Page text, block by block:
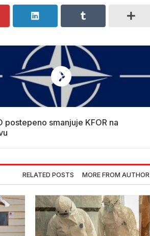
postepeno smanjuje KFOR na
RELATED POSTS MORE FROM AUTHOR